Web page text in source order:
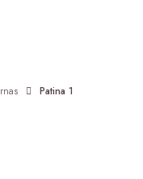
Patina 1